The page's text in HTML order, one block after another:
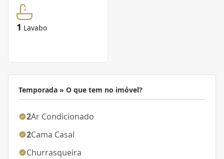
1 Lavabo
Temporada » O que tem no imóvel?
2Ar Condicionado
2Cama Casal
Churrasqueira